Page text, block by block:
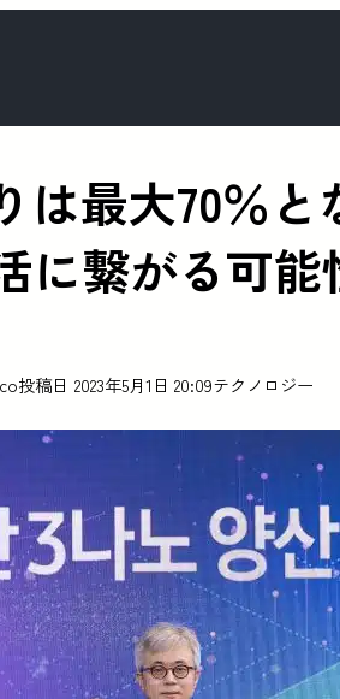
は最大70％
に繋がる可能
投稿日 2023年5月1日 20:09テクノロジー